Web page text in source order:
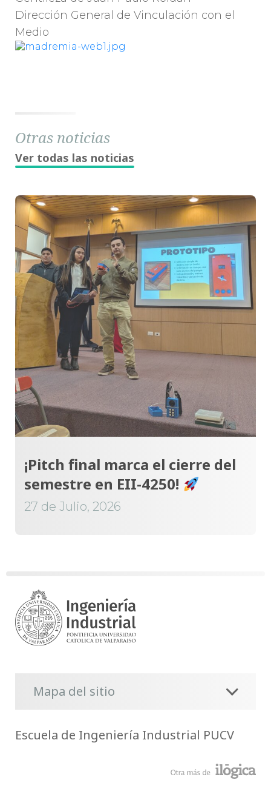
Dirección General de Vinculación con el
Medio
Otras noticias
Ver todas las noticias
¡Pitch final marca el cierre del
semestre en EII-4250!
27 de Julio, 2026
Mapa del sitio
Escuela de Ingeniería Industrial PUCV